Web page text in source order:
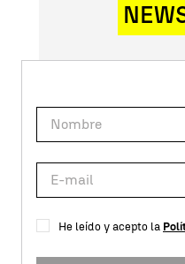
He leído y acepto la